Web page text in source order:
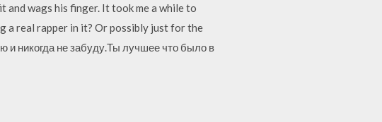
and wags his finger. It took me a while to
a real rapper in it? Or possibly just for the
и никогда не забуду.Ты лучшее что было в